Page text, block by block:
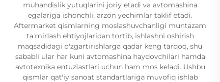
muhandislik yutuqlarini joriy etadi va avtomashina
egalariga ishonchli, arzon yechimlar taklif etadi.
Aftermarket qismlarning moslashuvchanligi muntazam
ta'mirlash ehtiyojlaridan tortib, ishlashni oshirish
maqsadidagi o'zgartirishlarga qadar keng tarqoq, shu
sababli ular har kuni avtomashina haydovchilari hamda
avtotexnika entuziastlari uchun ham mos keladi. Ushbu
qismlar qat'iy sanoat standartlariga muvofiq ishlab